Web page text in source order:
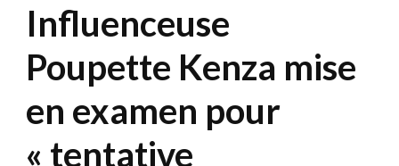
Influenceuse
Poupette Kenza mise
en examen pour
« tentative